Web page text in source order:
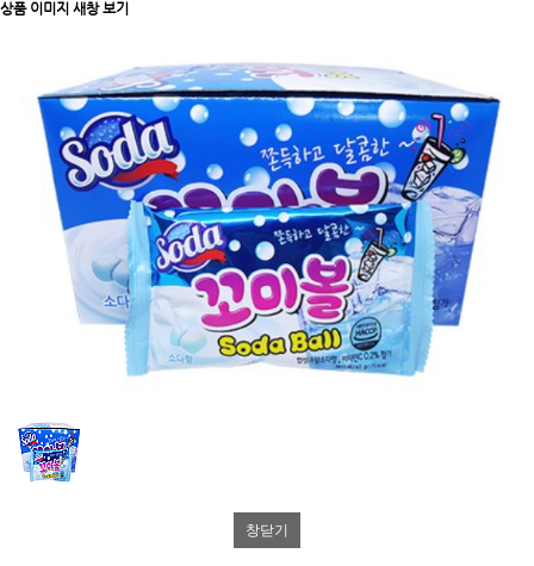
상품 이미지 새창 보기
창닫기